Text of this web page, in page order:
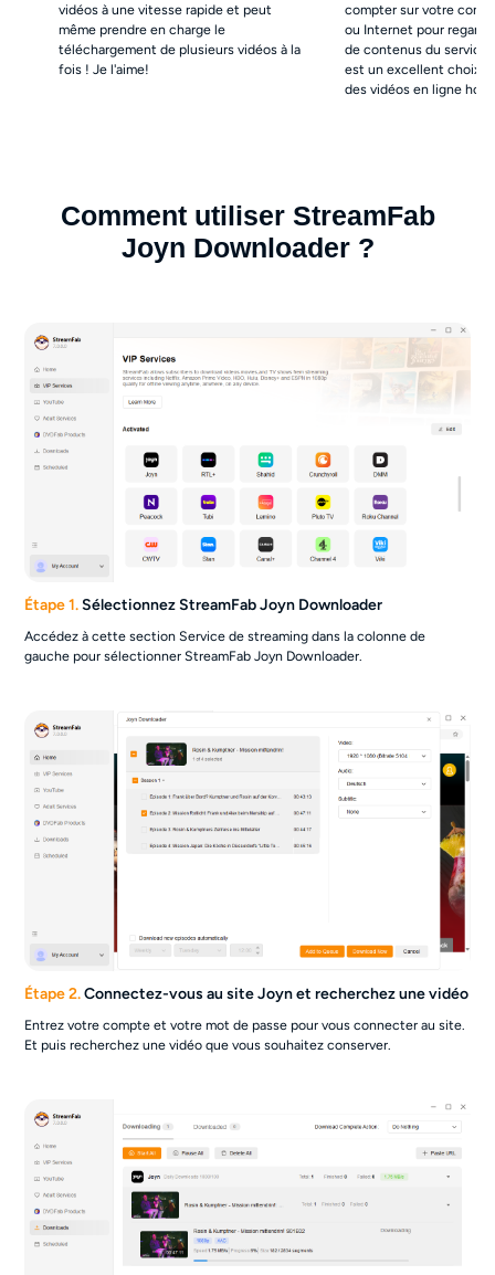
vidéos à une vitesse rapide et peut
même prendre en charge le
téléchargement de plusieurs vidéos à la
fois ! Je l'aime!
compter sur votre
ou Internet pour
de contenus du
est un excellent choix
des vidéos en ligne hors
Comment utiliser StreamFab
Joyn Downloader ?
Étape 1.Sélectionnez StreamFab Joyn Downloader
Accédez à cette section Service de streaming dans la colonne de
gauche pour sélectionner StreamFab Joyn Downloader.
Étape 2.Connectez-vous au site Joyn et recherchez une vidéo
Entrez votre compte et votre mot de passe pour vous connecter au site.
Et puis recherchez une vidéo que vous souhaitez conserver.